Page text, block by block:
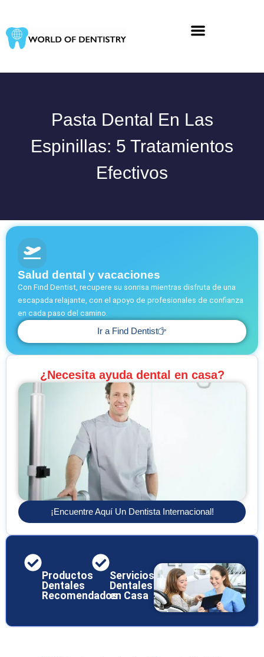
contenido
Pasta Dental En Las
Espinillas: 5 Tratamientos
Efectivos
Salud dental y vacaciones
Con Find Dentist, recupere su sonrisa mientras disfruta de una
escapada relajante, con el apoyo de profesionales de confianza
en cada paso del camino.
Ir a Find Dentist
¿Necesita ayuda dental en casa?
¡Encuentre Aquí Un Dentista Internacional!
Productos
Dentales
Recomendados
Servicios
Dentales
en Casa